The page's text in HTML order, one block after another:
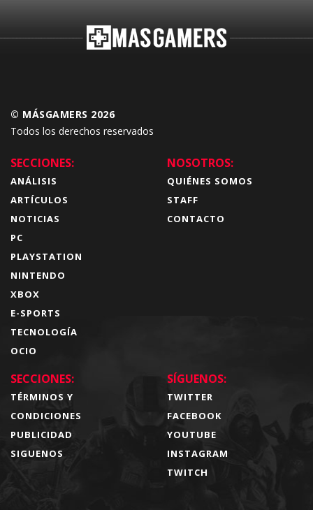
© MÁSGAMERS 2026
Todos los derechos reservados
SECCIONES:
ANÁLISIS
ARTÍCULOS
NOTICIAS
PC
PLAYSTATION
NINTENDO
XBOX
E-SPORTS
TECNOLOGÍA
OCIO
NOSOTROS:
QUIÉNES SOMOS
STAFF
CONTACTO
SECCIONES:
TÉRMINOS Y
CONDICIONES
PUBLICIDAD
SIGUENOS
SÍGUENOS:
TWITTER
FACEBOOK
YOUTUBE
INSTAGRAM
TWITCH